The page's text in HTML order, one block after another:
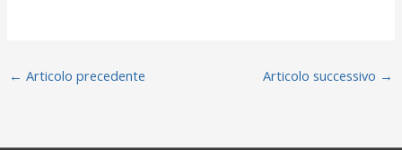
← Articolo precedente Articolo successivo →